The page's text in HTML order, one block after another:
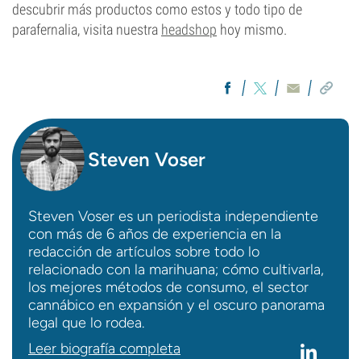
descubrir más productos como estos y todo tipo de
parafernalia, visita nuestra headshop hoy mismo.
Steven Voser
Steven Voser es un periodista independiente
con más de 6 años de experiencia en la
redacción de artículos sobre todo lo
relacionado con la marihuana; cómo cultivarla,
los mejores métodos de consumo, el sector
cannábico en expansión y el oscuro panorama
legal que lo rodea.
Leer biografía completa